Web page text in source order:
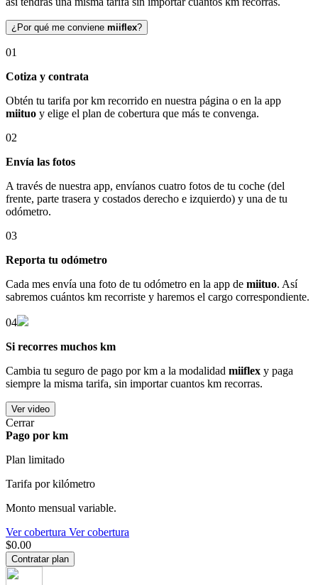
¿Por qué me conviene miiflex?
01
Cotiza y contrata
Obtén tu tarifa por km recorrido en nuestra página o en la app
miituo y elige el plan de cobertura que más te convenga.
02
Envía las fotos
A través de nuestra app, envíanos cuatro fotos de tu coche (del
frente, parte trasera y costados derecho e izquierdo) y una de tu
odómetro.
03
Reporta tu odómetro
Cada mes envía una foto de tu odómetro en la app de miituo. Así
sabremos cuántos km recorriste y haremos el cargo correspondiente.
04
Si recorres muchos km
Cambia tu seguro de pago por km a la modalidad miiflex y paga
siempre la misma tarifa, sin importar cuantos km recorras.
Ver video
Cerrar
Pago por km
Plan limitado
Tarifa por kilómetro
Monto mensual variable.
Ver cobertura Ver cobertura
$0.00
Contratar plan